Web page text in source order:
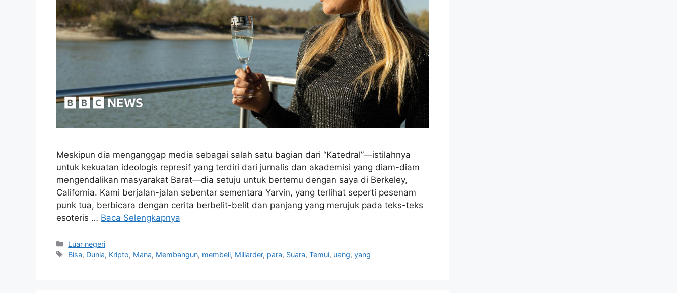
Meskipun dia menganggap media sebagai salah satu bagian dari “Katedral”—istilahnya
untuk kekuatan ideologis represif yang terdiri dari jurnalis dan akademisi yang diam-diam
mengendalikan masyarakat Barat—dia setuju untuk bertemu dengan saya di Berkeley,
California. Kami berjalan-jalan sebentar sementara Yarvin, yang terlihat seperti pesenam
punk tua, berbicara dengan cerita berbelit-belit dan panjang yang merujuk pada teks-teks
esoteris … Baca Selengkapnya
Kategori
Luar negeri
Tag
Bisa, Dunia, Kripto, Mana, Membangun, membeli, Miliarder, para, Suara,Temui, uang,yang